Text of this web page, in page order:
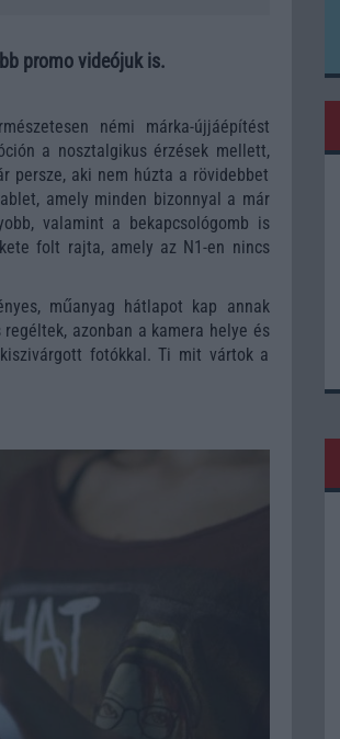
promo videójuk is.
némi márka-újjáépítést
a nosztalgikus érzések mellett,
persze, aki nem húzta a rövidebbet
amely minden bizonnyal a már
valamint a bekapcsológomb is
folt rajta, amely az N1-en nincs
műanyag hátlapot kap annak
azonban a kamera helye és
fotókkal. Ti mit vártok a